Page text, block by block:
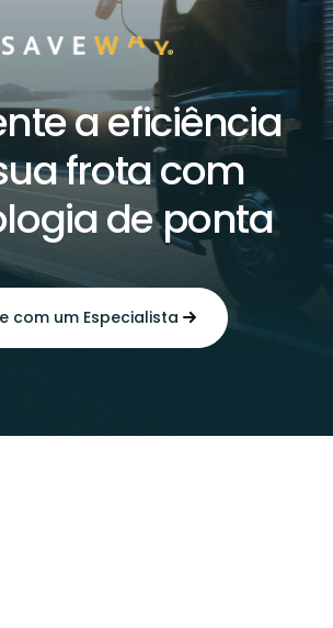
a eficiência
frota com
de ponta
com um Especialista